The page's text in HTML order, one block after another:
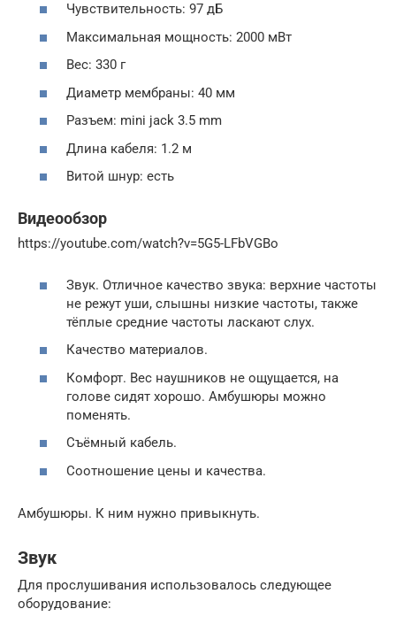
Чувствительность: 97 дБ
Максимальная мощность: 2000 мВт
Вес: 330 г
Диаметр мембраны: 40 мм
Разъем: mini jack 3.5 mm
Длина кабеля: 1.2 м
Витой шнур: есть
Видеообзор
https://youtube.com/watch?v=5G5-LFbVGBo
Звук. Отличное качество звука: верхние частоты
не режут уши, слышны низкие частоты, также
тёплые средние частоты ласкают слух.
Качество материалов.
Комфорт. Вес наушников не ощущается, на
голове сидят хорошо. Амбушюры можно
поменять.
Съёмный кабель.
Соотношение цены и качества.
Амбушюры. К ним нужно привыкнуть.
Звук
Для прослушивания использовалось следующее
оборудование: